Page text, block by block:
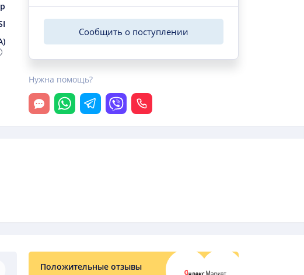
Сообщить о поступлении
Нужна помощь?
Открыть чат
WhatsappTelegramViber Позвонить
Положительные отзывы